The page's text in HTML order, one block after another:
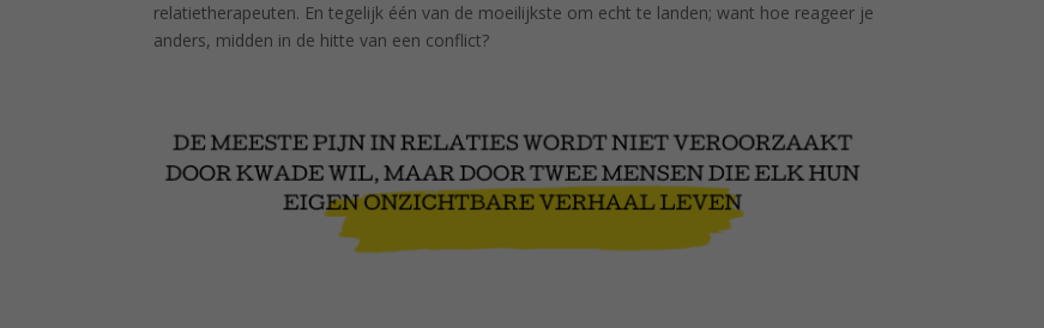
relatietherapeuten. En tegelijk één van de moeilijkste om echt te landen; want hoe reageer je
anders, midden in de hitte van een conflict?